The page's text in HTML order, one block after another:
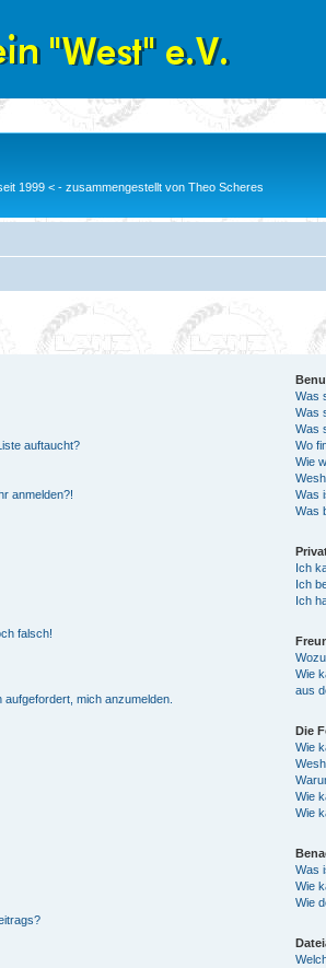
1999 < - zusammengestellt von Theo Scheres
auftaucht?
anmelden?!
falsch!
mich anzumelden.
Was
Was
Was
Wo
Wie
Was
Was
Ich
Ich
Ich
Wie
aus
Die
Wie
Wie
Wie
Was
Wie
Wie